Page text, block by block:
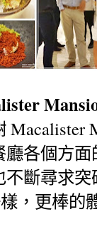
各個方
斷尋求
，更棒的